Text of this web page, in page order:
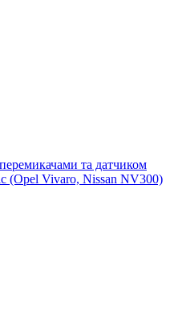
та датчиком
(Opel Vivaro, Nissan NV300)